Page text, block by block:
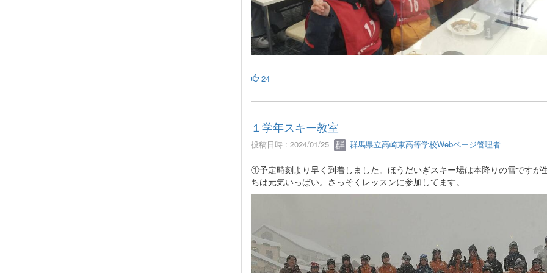
24
１学年スキー教室
投稿日時 : 2024/01/25 群馬県立高崎東高等学校Webページ管理者
①予定時刻より早く到着しました。ほうだいぎスキー場は本降りの雪ですが
ちは元気いっぱい。さっそくレッスンに参加してます。